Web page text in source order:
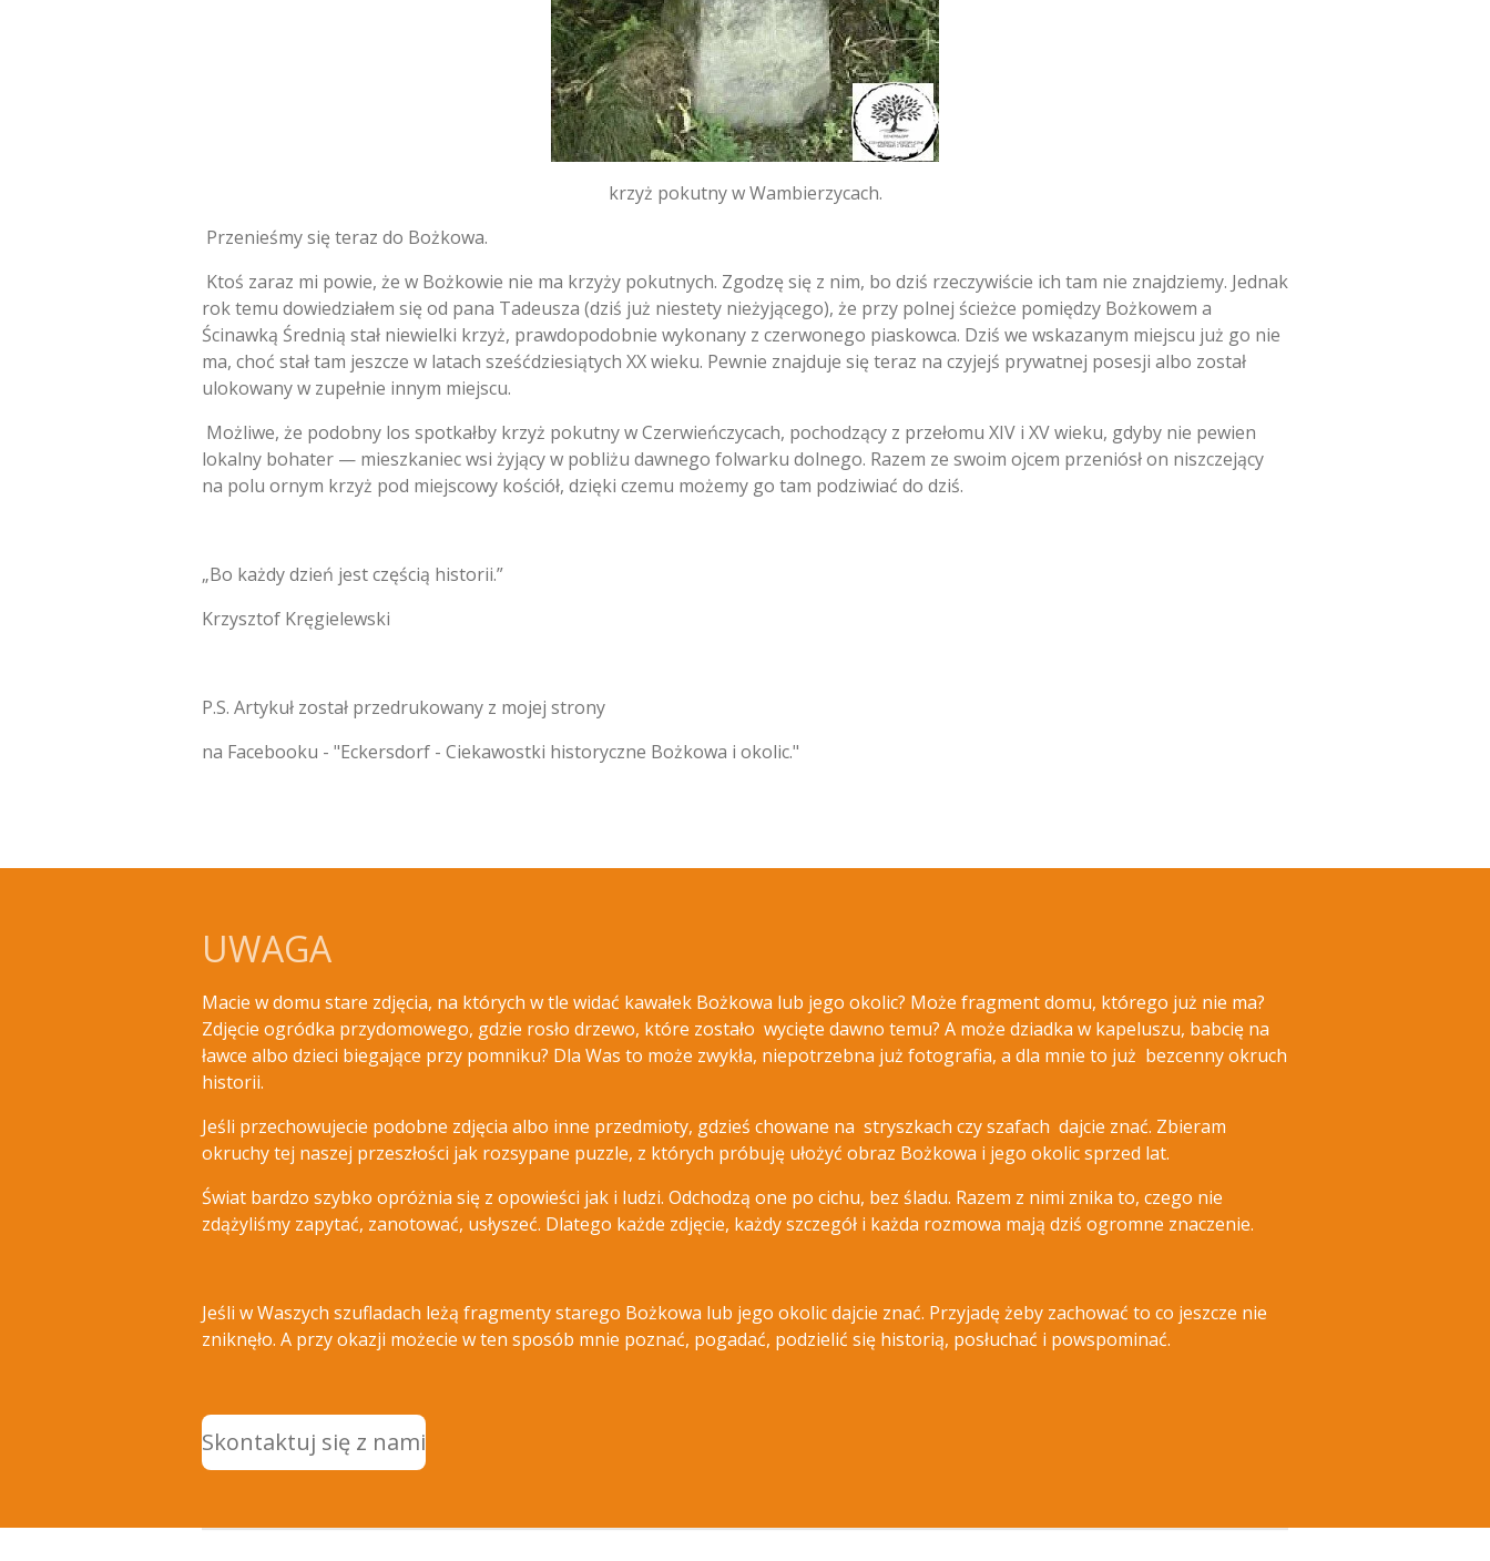
krzyż pokutny w Wambierzycach.
Przenieśmy się teraz do Bożkowa.
Ktoś zaraz mi powie, że w Bożkowie nie ma krzyży pokutnych. Zgodzę się z nim, bo dziś rzeczywiście ich tam nie znajdziemy. Jednak
rok temu dowiedziałem się od pana Tadeusza (dziś już niestety nieżyjącego), że przy polnej ścieżce pomiędzy Bożkowem a
Ścinawką Średnią stał niewielki krzyż, prawdopodobnie wykonany z czerwonego piaskowca. Dziś we wskazanym miejscu już go nie
ma, choć stał tam jeszcze w latach sześćdziesiątych XX wieku. Pewnie znajduje się teraz na czyjejś prywatnej posesji albo został
ulokowany w zupełnie innym miejscu.
Możliwe, że podobny los spotkałby krzyż pokutny w Czerwieńczycach, pochodzący z przełomu XIV i XV wieku, gdyby nie pewien
lokalny bohater — mieszkaniec wsi żyjący w pobliżu dawnego folwarku dolnego. Razem ze swoim ojcem przeniósł on niszczejący
na polu ornym krzyż pod miejscowy kościół, dzięki czemu możemy go tam podziwiać do dziś.
„Bo każdy dzień jest częścią historii.”
Krzysztof Kręgielewski
P.S. Artykuł został przedrukowany z mojej strony
na Facebooku - "Eckersdorf - Ciekawostki historyczne Bożkowa i okolic."
UWAGA
Macie w domu stare zdjęcia, na których w tle widać kawałek Bożkowa lub jego okolic? Może fragment domu, którego już nie ma?
Zdjęcie ogródka przydomowego, gdzie rosło drzewo, które zostało wycięte dawno temu? A może dziadka w kapeluszu, babcię na
ławce albo dzieci biegające przy pomniku? Dla Was to może zwykła, niepotrzebna już fotografia, a dla mnie to już bezcenny okruch
historii.
Jeśli przechowujecie podobne zdjęcia albo inne przedmioty, gdzieś chowane na stryszkach czy szafach dajcie znać. Zbieram
okruchy tej naszej przeszłości jak rozsypane puzzle, z których próbuję ułożyć obraz Bożkowa i jego okolic sprzed lat.
Świat bardzo szybko opróżnia się z opowieści jak i ludzi. Odchodzą one po cichu, bez śladu. Razem z nimi znika to, czego nie
zdążyliśmy zapytać, zanotować, usłyszeć. Dlatego każde zdjęcie, każdy szczegół i każda rozmowa mają dziś ogromne znaczenie.
Jeśli w Waszych szufladach leżą fragmenty starego Bożkowa lub jego okolic dajcie znać. Przyjadę żeby zachować to co jeszcze nie
zniknęło. A przy okazji możecie w ten sposób mnie poznać, pogadać, podzielić się historią, posłuchać i powspominać.
Skontaktuj się z nami